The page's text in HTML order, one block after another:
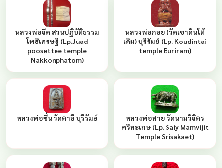
หลวงพ่อจืด สวนปฏิบัติธรรม
โพธิเศรษฐี (Lp.Juad
poosettee temple
Nakkonphatom)
หลวงพ่อกอย (วัดเขาดินใต้
เดิม) บุรีรัมย์ (Lp. Koudintai
temple Buriram)
หลวงพ่อชื่น วัดตาอี บุรีรัมย์
หลวงพ่อสาย วัดนามวิจิตร
ศรีสะเกษ (Lp. Saiy Mamvijit
Temple Srisakaet)